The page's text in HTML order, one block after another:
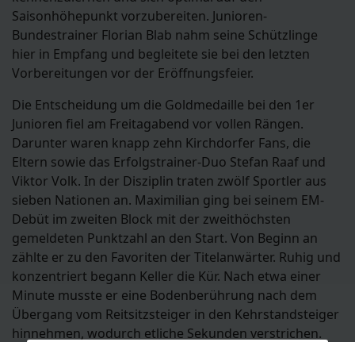
Saisonhöhepunkt vorzubereiten. Junioren-
Bundestrainer Florian Blab nahm seine Schützlinge
hier in Empfang und begleitete sie bei den letzten
Vorbereitungen vor der Eröffnungsfeier.
Die Entscheidung um die Goldmedaille bei den 1er
Junioren fiel am Freitagabend vor vollen Rängen.
Darunter waren knapp zehn Kirchdorfer Fans, die
Eltern sowie das Erfolgstrainer-Duo Stefan Raaf und
Viktor Volk. In der Disziplin traten zwölf Sportler aus
sieben Nationen an. Maximilian ging bei seinem EM-
Debüt im zweiten Block mit der zweithöchsten
gemeldeten Punktzahl an den Start. Von Beginn an
zählte er zu den Favoriten der Titelanwärter. Ruhig und
konzentriert begann Keller die Kür. Nach etwa einer
Minute musste er eine Bodenberührung nach dem
Übergang vom Reitsitzsteiger in den Kehrstandsteiger
hinnehmen, wodurch etliche Sekunden verstrichen.